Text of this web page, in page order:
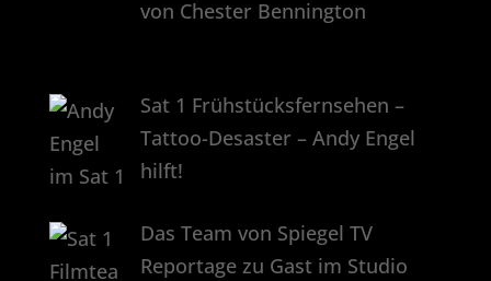
von Chester Bennington
Sat 1 Frühstücksfernsehen –
Tattoo-Desaster – Andy Engel
hilft!
Das Team von Spiegel TV
Reportage zu Gast im Studio